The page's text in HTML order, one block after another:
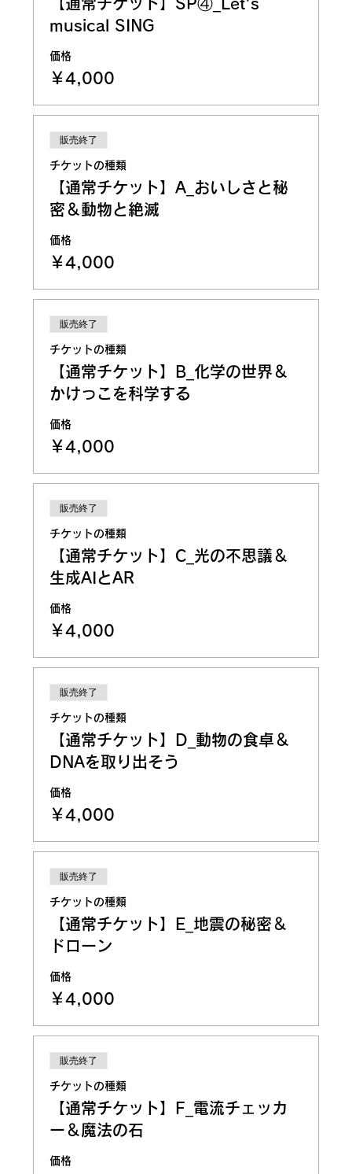
【通常チケット】SP④_Let's
musical SING
価格
￥4,000
販売終了
チケットの種類
【通常チケット】A_おいしさと秘
密＆動物と絶滅
価格
￥4,000
販売終了
チケットの種類
【通常チケット】B_化学の世界＆
かけっこを科学する
価格
￥4,000
販売終了
チケットの種類
【通常チケット】C_光の不思議＆
生成AIとAR
価格
￥4,000
販売終了
チケットの種類
【通常チケット】D_動物の食卓＆
DNAを取り出そう
価格
￥4,000
販売終了
チケットの種類
【通常チケット】E_地震の秘密＆
ドローン
価格
￥4,000
販売終了
チケットの種類
【通常チケット】F_電流チェッカ
ー＆魔法の石
価格